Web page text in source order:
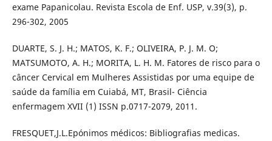
exame Papanicolau. Revista Escola de Enf. USP, v.39(3), p.
296-302, 2005
DUARTE, S. J. H.; MATOS, K. F.; OLIVEIRA, P. J. M. O;
MATSUMOTO, A. H.; MORITA, L. H. M. Fatores de risco para o
câncer Cervical em Mulheres Assistidas por uma equipe de
saúde da família em Cuiabá, MT, Brasil- Ciência
enfermagem XVII (1) ISSN p.0717-2079, 2011.
FRESQUET,J.L.Epónimos médicos: Bibliografias medicas.